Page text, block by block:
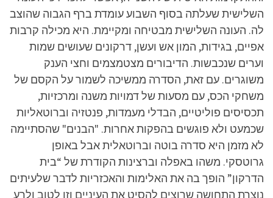
השלישית שעלתה בסוף השבוע עומדת ברף הגבוה שהוצב
לה. העונה השלישית מבטיחה ומקיימת. היא מכילה קרבות
אפיים, בגידות, המון אש ועשן, דרקונים שעושים שמות
וערים שנכבשות. הדיבורים מצטמצמים וחצי הענק
משוגרים. עם זאת, הסדרה ממשיכה לשמור על הקסם של
משחקי הכס, עם מסעות של דמויות משנה ומרכזיות,
תכסיסים פוליטיים, הבדלי מעמדות, פנטזיה וברוטאליות
שכמעט ולא פוגשים בהפקות אחרות. "הבנים" שהסתיימה
לא מזמן היא סדרה בוטה וברוטאלית אבל באופן
גרוטסקי. משהו באפלה וברצינות הקודרת של “בית
הדרקון” הופך בה את האלימות והאכזריות לדבר שלעיתים
נוצרת התחושה שרוצים להסיט את העיניים וזו לטוב ולרע